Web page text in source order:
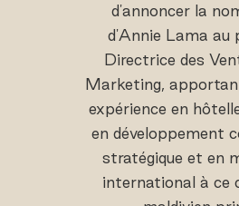
d'annoncer la
d'Annie Lama au
Directrice des
Marketing,
expérience en
en développement
stratégique et en
international à ce